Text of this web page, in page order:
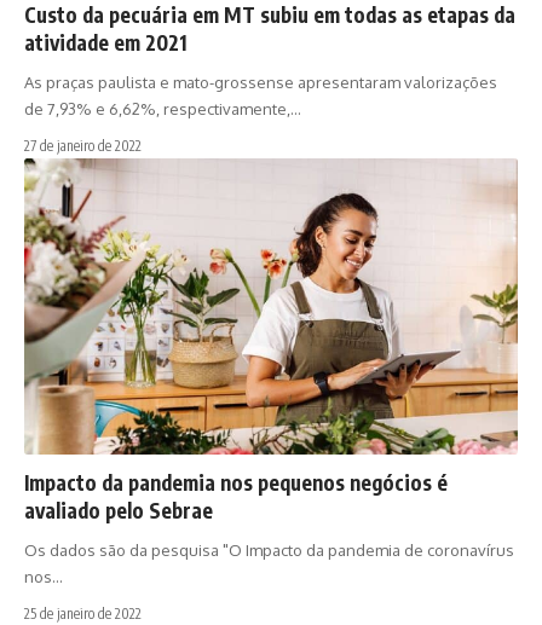
Custo da pecuária em MT subiu em todas as etapas da
atividade em 2021
As praças paulista e mato-grossense apresentaram valorizações
de 7,93% e 6,62%, respectivamente,…
27 de janeiro de 2022
Impacto da pandemia nos pequenos negócios é
avaliado pelo Sebrae
Os dados são da pesquisa "O Impacto da pandemia de coronavírus
nos…
25 de janeiro de 2022